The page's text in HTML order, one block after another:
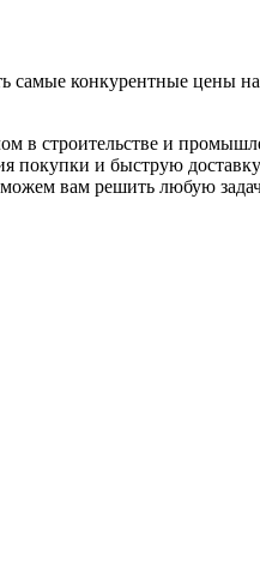
самые конкурентные цены
в строительстве и
покупки и быструю
вам решить любую